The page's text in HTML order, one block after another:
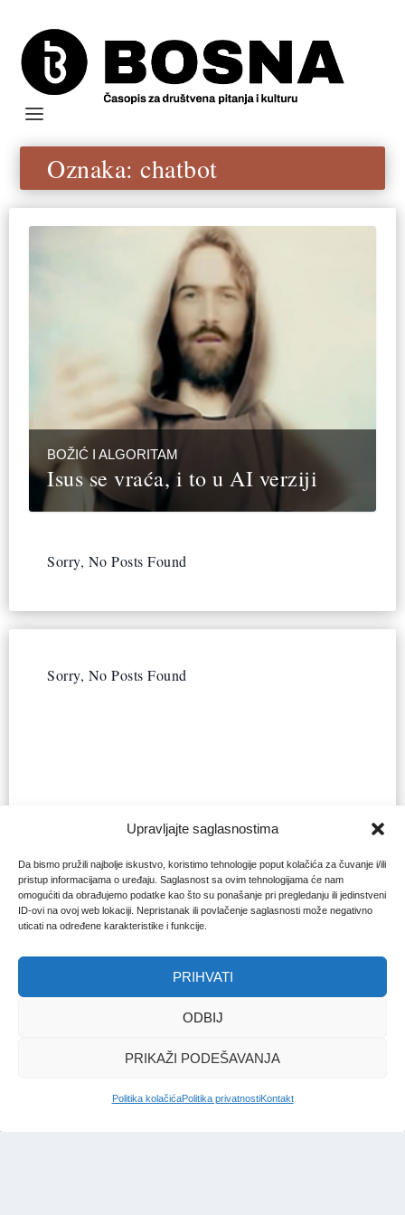
Upravljajte saglasnostima
Da bismo pružili najbolje iskustvo, koristimo tehnologije poput kolačića za čuvanje i/ili
pristup informacijama o uređaju. Saglasnost sa ovim tehnologijama će nam
omogućiti da obrađujemo podatke kao što su ponašanje pri pregledanju ili jedinstveni
ID-ovi na ovoj web lokaciji. Nepristanak ili povlačenje saglasnosti može negativno
uticati na određene karakteristike i funkcije.
PRIHVATI
ODBIJ
PRIKAŽI PODEŠAVANJA
Politika kolačićaPolitika privatnostiKontakt
Oznaka:chatbot
BOŽIĆ I ALGORITAM
Isus se vraća, i to u AI verziji
Sorry, No Posts Found
Sorry, No Posts Found